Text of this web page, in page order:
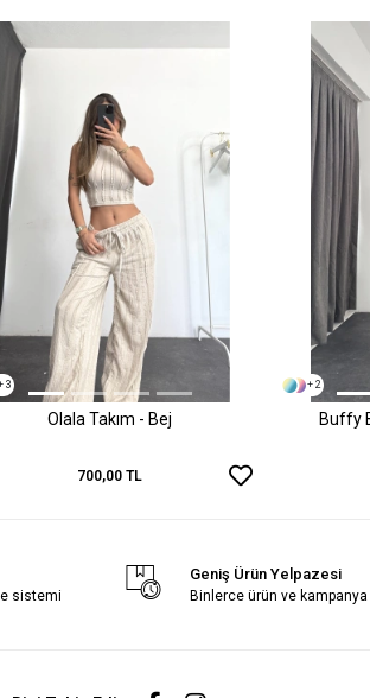
3
Olala Takım - Bej
700,00 TL
+ 2
Buffy
sistemi
Geniş Ürün Yelpazesi
Binlerce ürün ve